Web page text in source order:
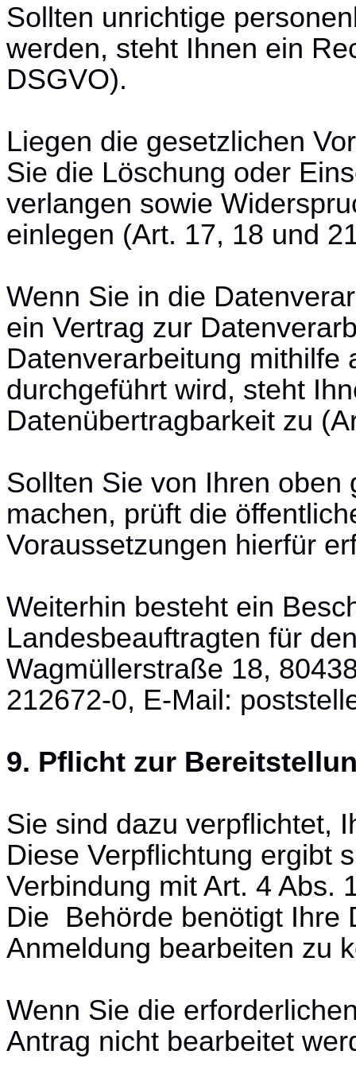
Sollten unrichtige
werden, steht Ihnen ein
DSGVO).
Liegen die gesetzlichen
Sie die Löschung oder
verlangen sowie
einlegen (Art. 17, 18 und
Wenn Sie in die
ein Vertrag zur
Datenverarbeitung mithilfe
durchgeführt wird, steht
Datenübertragbarkeit zu
Sollten Sie von Ihren
machen, prüft die
Voraussetzungen hierfür
Weiterhin besteht ein
Landesbeauftragten für
Wagmüllerstraße 18,
212672-0, E-Mail:
9. Pflicht zur
Sie sind dazu verpflichtet,
Diese Verpflichtung ergibt
Verbindung mit Art. 4 Abs.
Die Behörde benötigt Ihre
Anmeldung bearbeiten zu
Wenn Sie die
Antrag nicht bearbeitet